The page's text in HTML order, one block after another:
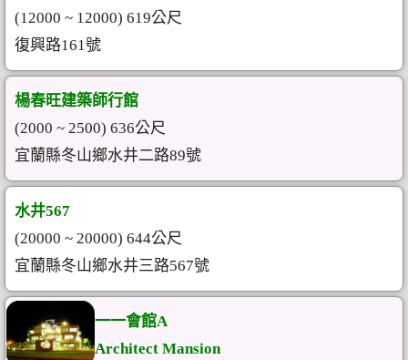
(12000 ~ 12000) 619公尺
復興路161號
楊春旺建築師行館
(2000 ~ 2500) 636公尺
宜蘭縣冬山鄉水井二路89號
水井567
(20000 ~ 20000) 644公尺
宜蘭縣冬山鄉水井三路567號
一一會館A
Architect Mansion